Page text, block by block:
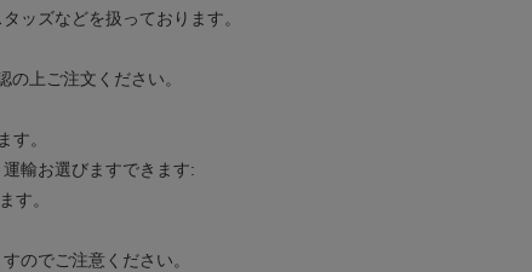
ッズなどを扱っております。
上ご注文ください。
す。
輸お選びますできます:
す。
のでご注意ください。